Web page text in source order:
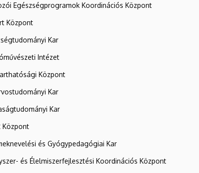
Egészségprogramok Koordinációs Központ
Központ
Kar
Intézet
Központ
Kar
Kar
Központ
és Gyógypedagógiai Kar
és Élelmiszerfejlesztési Koordinációs Központ